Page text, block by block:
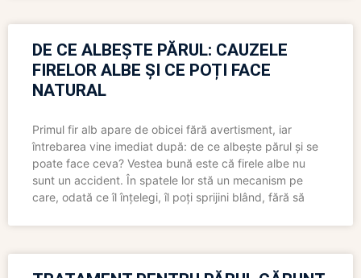
DE CE ALBEȘTE PĂRUL: CAUZELE
FIRELOR ALBE ȘI CE POȚI FACE
NATURAL
Primul fir alb apare de obicei fără avertisment, iar
întrebarea vine imediat după: de ce albește părul și se
poate face ceva? Vestea bună este că firele albe nu
sunt un accident. În spatele lor stă un mecanism pe
care, odată ce îl înțelegi, îl poți sprijini blând, fără să